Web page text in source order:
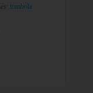
tombola